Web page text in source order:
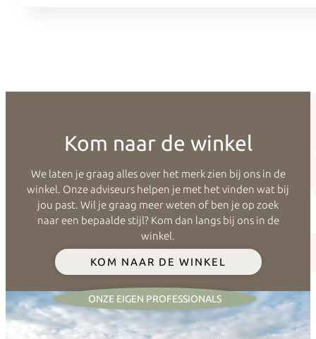
Kom naar de winkel
We laten je graag alles over het merk zien bij ons in de
winkel. Onze adviseurs helpen je met het vinden wat bij
jou past. Wil je graag meer weten of ben je op zoek
naar een bepaalde stijl? Kom dan langs bij ons in de
winkel.
KOM NAAR DE WINKEL
ONZE EIGEN PROFESSIONALS